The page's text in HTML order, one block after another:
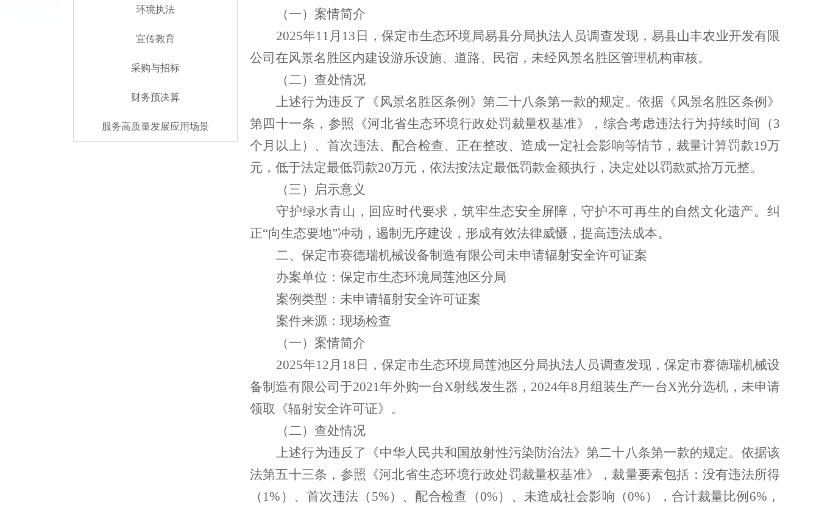
环境执法
宣传教育
采购与招标
财务预决算
服务高质量发展应用场景
（一）案情简介
2025年11月13日，保定市生态环境局易县分局执法人员调查发现，易县山丰农业开发有限
公司在风景名胜区内建设游乐设施、道路、民宿，未经风景名胜区管理机构审核。
（二）查处情况
上述行为违反了《风景名胜区条例》第二十八条第一款的规定。依据《风景名胜区条例》
第四十一条，参照《河北省生态环境行政处罚裁量权基准》，综合考虑违法行为持续时间（3
个月以上）、首次违法、配合检查、正在整改、造成一定社会影响等情节，裁量计算罚款19万
元，低于法定最低罚款20万元，依法按法定最低罚款金额执行，决定处以罚款贰拾万元整。
（三）
启示意义
守护绿水青山，回应时代要求 ， 筑牢生态安全屏障，守护不可再生的自然文化遗产。纠
正“向生态要地”冲动，遏制无序建设 ， 形成有效法律威慑，提高违法成本。
二、 保定市赛德瑞机械设备制造有限公司未申请辐射安全许可证案
办案单位：保定市生态环境局莲池区分局
案例类型：未申请辐射安全许可证案
案件来源：现场检查
（一）案情简介
2025年12月18日，保定市生态环境局莲池区分局执法人员调查发现，保定市赛德瑞机械设
备制造有限公司于2021年外购一台X射线发生器，2024年8月组装生产一台X光分选机，未申请
领取《辐射安全许可证》。
（二）查处情况
上述行为违反了《中华人民共和国放射性污染防治法》第二十八条第一款的规定。依据该
法第五十三条，参照《河北省生态环境行政处罚裁量权基准》，裁量要素包括：没有违法所得
（ 1%）、首次违法（5%）、配合检查（0%）、未造成社会影响（0%），合计裁量比例6%，